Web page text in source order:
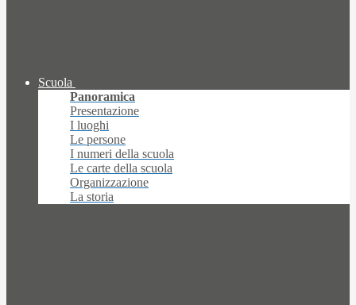
Scuola
Panoramica
Presentazione
I luoghi
Le persone
I numeri della scuola
Le carte della scuola
Organizzazione
La storia